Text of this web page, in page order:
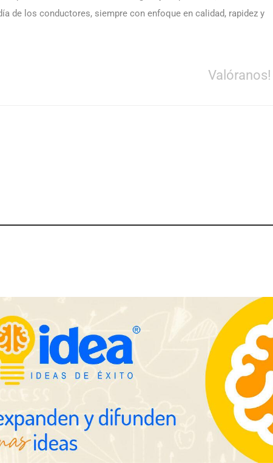
de los conductores, siempre con enfoque en calidad, rapidez y
Valóranos!
Online reduce a unas
el alta de autónomo
The Factory School explica por
qué aprender herramientas de IA
ya no es suficiente para los